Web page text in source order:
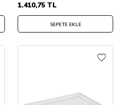
1.410,75 TL
SEPETE EKLE